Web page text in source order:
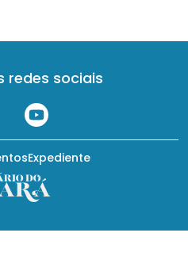
redes sociais
Expediente